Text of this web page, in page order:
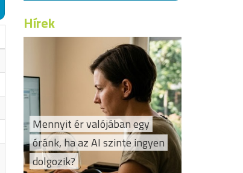
Hírek
Mennyit ér valójában egy
óránk, ha az AI szinte ingyen
dolgozik?